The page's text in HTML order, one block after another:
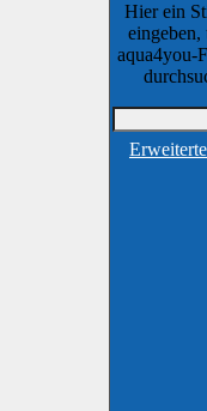
Hier ein
eingeben,
aqua4you-